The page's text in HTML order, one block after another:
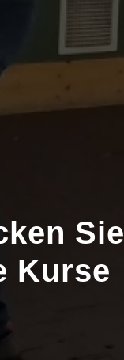
Sie
Kurse